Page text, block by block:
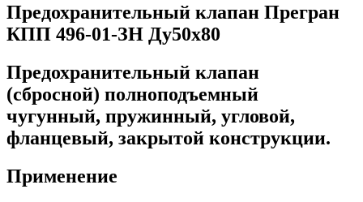
Предохранительный клапан Прегран
КПП 496-01-ЗН Ду50х80
Предохранительный клапан
(сбросной) полноподъемный
чугунный, пружинный, угловой,
фланцевый, закрытой конструкции.
Применение